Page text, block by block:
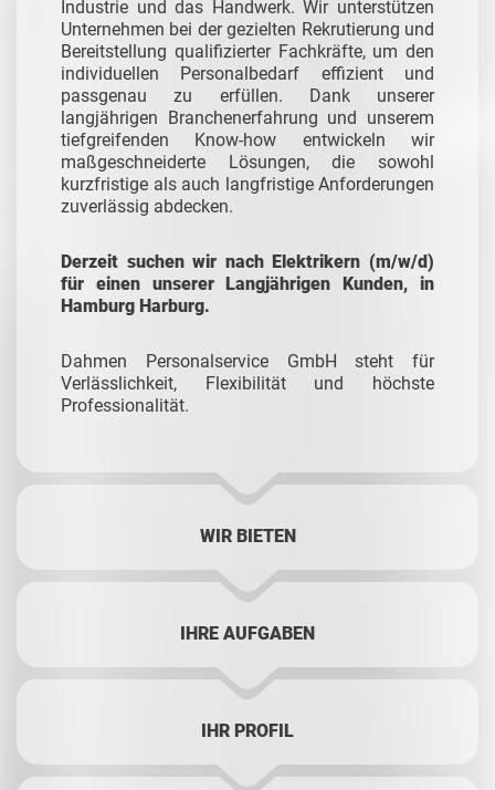
Industrie und das Handwerk.Wir unterstützen
Unternehmen bei der gezielten Rekrutierung und
Bereitstellung qualifizierter Fachkräfte, um den
individuellen Personalbedarf effizient und
passgenau zu erfüllen. Dank unserer
langjährigen Branchenerfahrung und unserem
tiefgreifenden Know-how entwickeln wir
maßgeschneiderte Lösungen, die sowohl
kurzfristige als auch langfristige Anforderungen
zuverlässig abdecken.
Derzeit suchen wir nach Elektrikern (m/w/d)
für einen unserer Langjährigen Kunden, in
Hamburg Harburg.
Dahmen Personalservice GmbH steht für
Verlässlichkeit, Flexibilität und höchste
Professionalität.
WIR BIETEN
IHRE AUFGABEN
IHR PROFIL